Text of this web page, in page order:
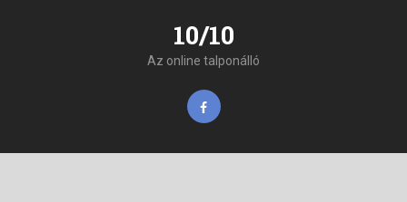
10/10
Az online talponálló